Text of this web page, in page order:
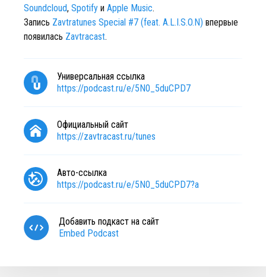
Soundcloud, Spotify и Apple Music.
Запись Zavtratunes Special #7 (feat. A.L.I.S.O.N) впервые
появилась Zavtracast.
Универсальная ссылка
https://podcast.ru/e/5N0_5duCPD7
Официальный сайт
https://zavtracast.ru/tunes
Авто-ссылка
https://podcast.ru/e/5N0_5duCPD7?a
Добавить подкаст на сайт
Embed Podcast